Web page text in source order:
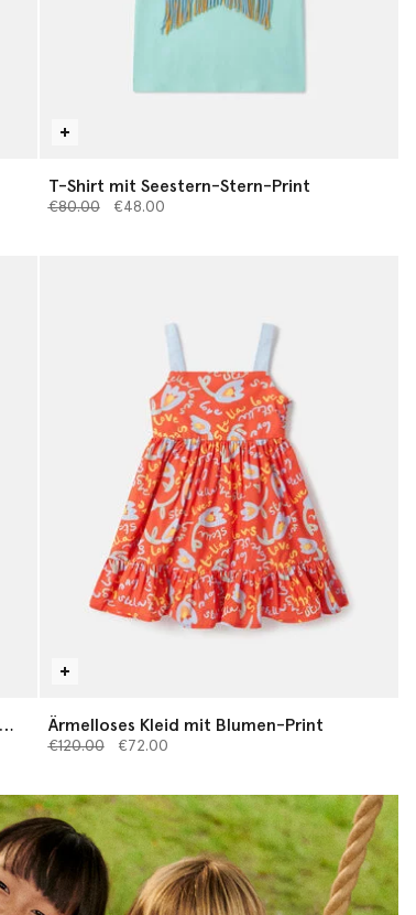
T-Shirt mit Seestern-Stern-Print
Preis reduziert von
€80.00bis€48.00
Ärmelloses Kleid mit Blumen-Print
Preis reduziert von
€120.00bis€72.00